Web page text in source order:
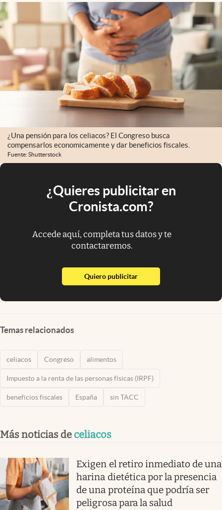
¿Una pensión para los celiacos? El Congreso busca
compensarlos economicamente y dar beneficios fiscales.
Fuente: Shutterstock
¿Quieres publicitar en
Cronista.com?
Accede aquí, completa tus datos y te
contactaremos.
Quiero publicitarabre en nueva pestaña
Temas relacionados
celiacos Congreso alimentos
Impuesto a la renta de las personas físicas (IRPF)
beneficios fiscales España sin TACC
Más noticias de celiacos
Exigen el retiro inmediato de una
harina dietética por la presencia
de una proteína que podría ser
peligrosa para la salud